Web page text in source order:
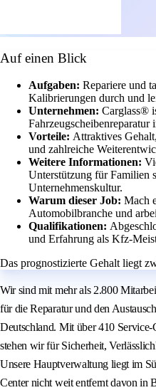
Auf einen Blick
Aufgaben: Repariere und
Kalibrierungen durch und
Unternehmen: Carglass®
Fahrzeugscheibenreparatur
Vorteile: Attraktives
und zahlreiche
Weitere Informationen:
Unterstützung für Familien
Unternehmenskultur.
Warum dieser Job: Mach
Automobilbranche und
Qualifikationen:
und Erfahrung als Kfz-
Das prognostizierte Gehalt liegt
Wir sind mit mehr als 2.800
für die Reparatur und den
Deutschland. Mit über 410
stehen wir für Sicherheit,
Unsere Hauptverwaltung liegt im
Center nicht weit entfernt davon in